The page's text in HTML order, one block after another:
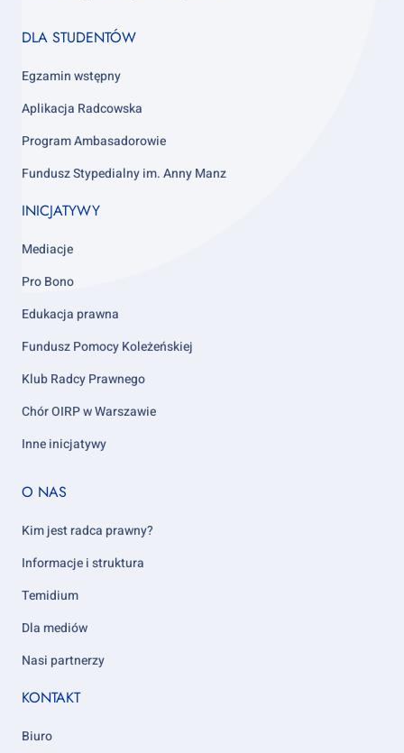
Footer
4
DLA STUDENTÓW
Egzamin wstępny
Aplikacja Radcowska
Program Ambasadorowie
Fundusz Stypedialny im. Anny Manz
INICJATYWY
Mediacje
Pro Bono
Edukacja prawna
Fundusz Pomocy Koleżeńskiej
Klub Radcy Prawnego
Chór OIRP w Warszawie
Inne inicjatywy
Footer
5
O NAS
Kim jest radca prawny?
Informacje i struktura
Temidium
Dla mediów
Nasi partnerzy
KONTAKT
Biuro